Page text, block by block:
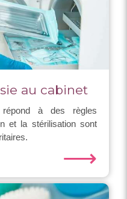
au cabinet
répond à des règles
et la stérilisation sont
⟶